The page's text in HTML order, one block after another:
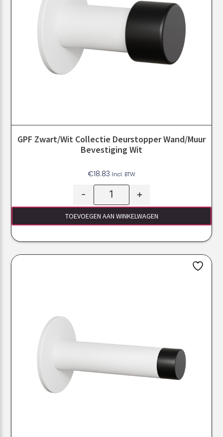
GPF Zwart/Wit Collectie Deurstopper Wand/muur
Bevestiging Wit
€18.83 Incl. BTW
- +
TOEVOEGEN AAN WINKELWAGEN